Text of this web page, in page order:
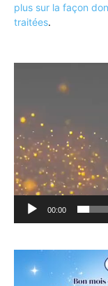
plus sur la façon
traitées.
00:00